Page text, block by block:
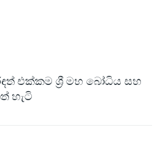
එක්කම ශ්‍රී මහ බෝධිය සහ
හැටි